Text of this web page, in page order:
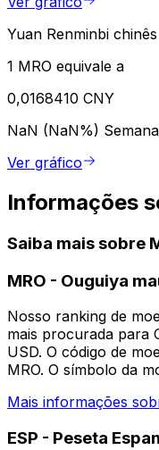
Yuan Renminbi chinês
1 MRO equivale a
0,0168410 CNY
NaN (NaN%)
Ver gráfico
Informações
Saiba mais sobre
MRO - Ouguiya
Nosso ranking de
mais procurada para
USD. O código de
MRO. O símbolo da
Mais informações
ESP - Peseta